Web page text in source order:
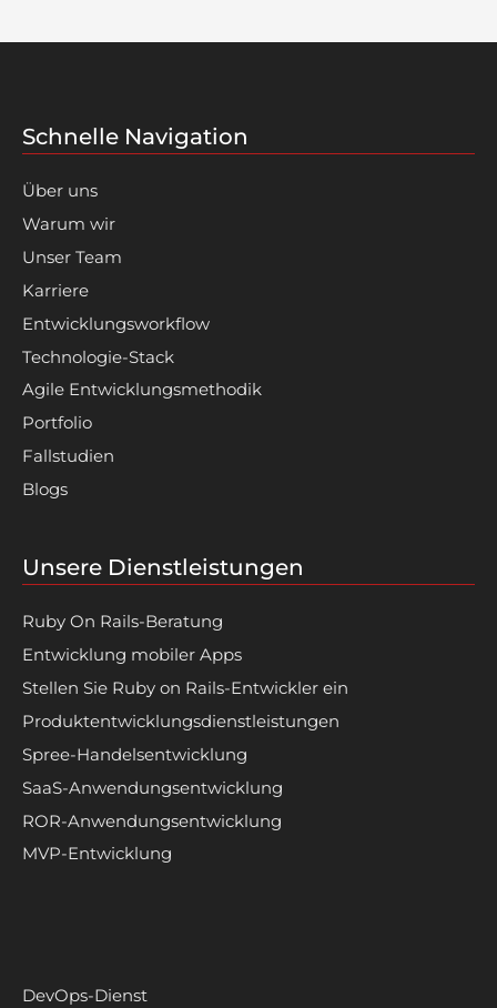
Schnelle Navigation
Über uns
Warum wir
Unser Team
Karriere
Entwicklungsworkflow
Technologie-Stack
Agile Entwicklungsmethodik
Portfolio
Fallstudien
Blogs
Unsere Dienstleistungen
Ruby On Rails-Beratung
Entwicklung mobiler Apps
Stellen Sie Ruby on Rails-Entwickler ein
Produktentwicklungsdienstleistungen
Spree-Handelsentwicklung
SaaS-Anwendungsentwicklung
ROR-Anwendungsentwicklung
MVP-Entwicklung
DevOps-Dienst